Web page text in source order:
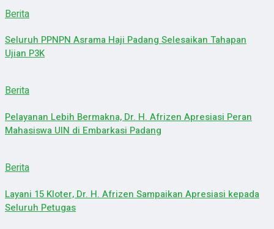
Berita
Seluruh PPNPN Asrama Haji Padang Selesaikan Tahapan
Ujian P3K
Berita
Pelayanan Lebih Bermakna, Dr. H. Afrizen Apresiasi Peran
Mahasiswa UIN di Embarkasi Padang
Berita
Layani 15 Kloter, Dr. H. Afrizen Sampaikan Apresiasi kepada
Seluruh Petugas